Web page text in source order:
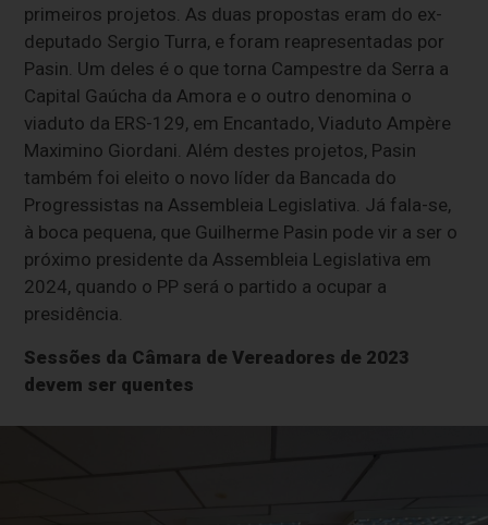
primeiros projetos. As duas propostas eram do ex-
deputado Sergio Turra, e foram reapresentadas por
Pasin. Um deles é o que torna Campestre da Serra a
Capital Gaúcha da Amora e o outro denomina o
viaduto da ERS-129, em Encantado, Viaduto Ampère
Maximino Giordani. Além destes projetos, Pasin
também foi eleito o novo líder da Bancada do
Progressistas na Assembleia Legislativa. Já fala-se,
à boca pequena, que Guilherme Pasin pode vir a ser o
próximo presidente da Assembleia Legislativa em
2024, quando o PP será o partido a ocupar a
presidência.
Sessões da Câmara de Vereadores de 2023
devem ser quentes